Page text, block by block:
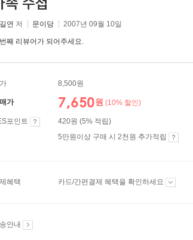
연 저 문이당 2007년 09월 10일
째 리뷰어가 되어주세요.
8,500원
가 7,650원 (10% 할인)
포인트
420원 (5% 적립)
5만원이상 구매 시 2천원 추가적립
혜택 카드/간편결제 혜택을 확인하세요
안내